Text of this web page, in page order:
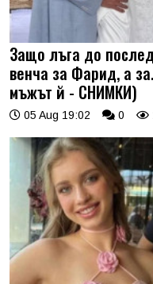
Защо лъга до
венча за Фарид, а
мъжът й - СНИМКИ)
05 Aug 19:02 0